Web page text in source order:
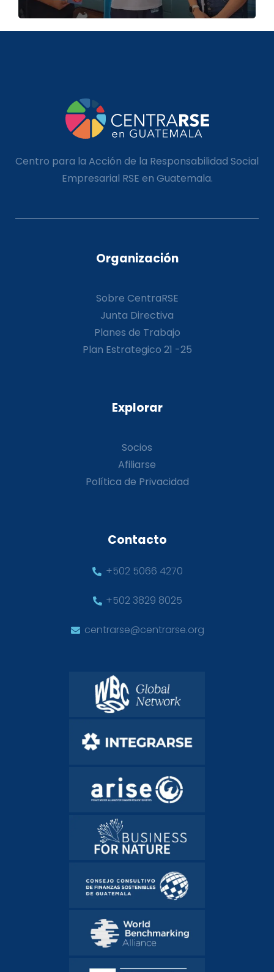
Centro para la Acción de la Responsabilidad Social
Empresarial RSE en Guatemala.
Organización
Sobre CentraRSE
Junta Directiva
Planes de Trabajo
Plan Estrategico 21 -25
Explorar
Socios
Afiliarse
Política de Privacidad
Contacto
+502 5066 4270
+502 3829 8025
centrarse@centrarse.org